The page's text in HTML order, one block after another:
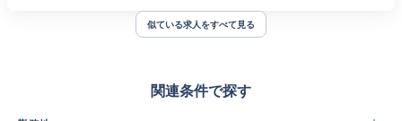
似ている求人をすべて見る
関連条件で探す